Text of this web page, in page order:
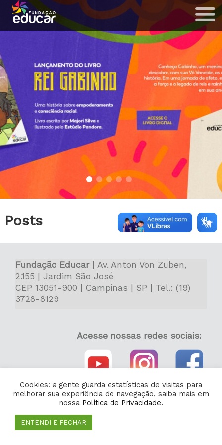
Posts
Fundação Educar| Av. Anton Von Zuben,
2.155 | Jardim São José
CEP 13051-900 | Campinas | SP | Tel.: (19)
3728-8129
Acesse nossas redes sociais:
Cookies: a gente guarda estatísticas de visitas para
melhorar sua experiência de navegação, saiba mais em
nossa Política de Privacidade.
ENTENDI E FECHAR